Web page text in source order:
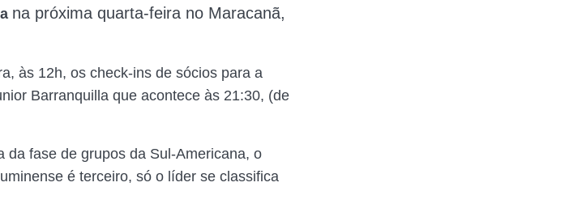
na próxima quarta-feira no Maracanã,
às 12h, os check-ins de sócios para a
Barranquilla que acontece às 21:30, (de
da fase de grupos da Sul-Americana, o
é terceiro, só o líder se classifica